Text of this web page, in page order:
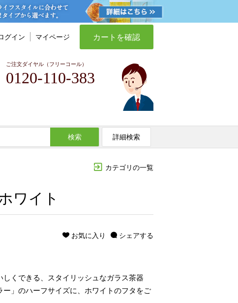
グイン マイページ カートを確認
ご注文ダイヤル（フリーコール）
0120-110-383
検索 詳細検索
カテゴリの一覧
ワイト
シェアする
お気に入り
くできる、スタイリッシュなガラス茶器
ー」のハーフサイズに、ホワイトのフタをご